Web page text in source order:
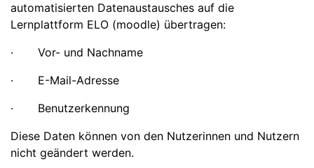
automatisierten Datenaustausches auf die
Lernplattform ELO (moodle) übertragen:
· Vor- und Nachname
· E-Mail-Adresse
· Benutzerkennung
Diese Daten können von den Nutzerinnen und Nutzern
nicht geändert werden.